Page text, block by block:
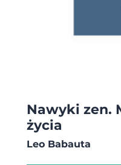
Nawyki zen.
życia
Leo Babauta